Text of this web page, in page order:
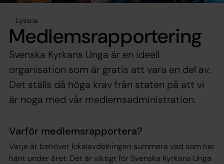
Lyssna
Medlemsrapportering
Svenska Kyrkans Unga är en ideell
organisation som är gratis att vara en del av.
Det ställs då höga krav från staten på att vi
är noga med vår medlemsadministration.
Varför medlemsrapportera?
Varje år behöver lokalavdelningen summera vad som har
hänt under året. Det är viktigt för Svenska Kyrkans Unga